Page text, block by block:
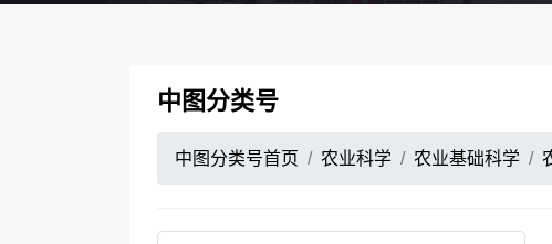
中图分类号
中图分类号首页 农业科学 农业基础科学